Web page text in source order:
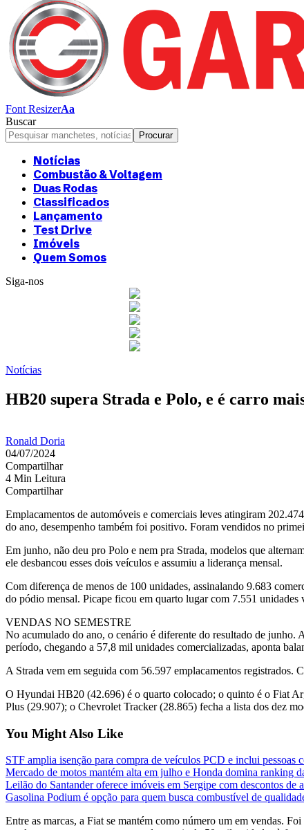
Font ResizerAa
Buscar
Notícias
Combustão & Voltagem
Duas Rodas
Classificados
Lançamento
Test Drive
Imóveis
Quem Somos
Siga-nos
Notícias
HB20 supera Strada e Polo, e é carro
Ronald Doria
04/07/2024
Compartilhar
4 Min Leitura
Compartilhar
Emplacamentos de automóveis e comerciais leves atingiram
do ano, desempenho também foi positivo. Foram vendidos no
Em junho, não deu pro Polo e nem pra Strada, modelos que
ele desbancou esses dois veículos e assumiu a liderança mensal.
Com diferença de menos de 100 unidades, assinalando 9.683
do pódio mensal. Picape ficou em quarto lugar com 7.551
VENDAS NO SEMESTRE
No acumulado do ano, o cenário é diferente do resultado de
período, chegando a 57,8 mil unidades comercializadas, aponta
A Strada vem em seguida com 56.597 emplacamentos
O Hyundai HB20 (42.696) é o quarto colocado; o quinto é o Fiat
Plus (29.907); o Chevrolet Tracker (28.865) fecha a lista dos dez
You Might Also Like
STF amplia isenção para compra de veículos PCD e inclui pessoas
Mercado de motos mantém alta em julho e Honda domina ranking
Leilão do Santander oferece imóveis em Sergipe com descontos de
Gasolina Podium é opção para quem busca combustível de
Entre as marcas, a Fiat se mantém como número um em vendas.